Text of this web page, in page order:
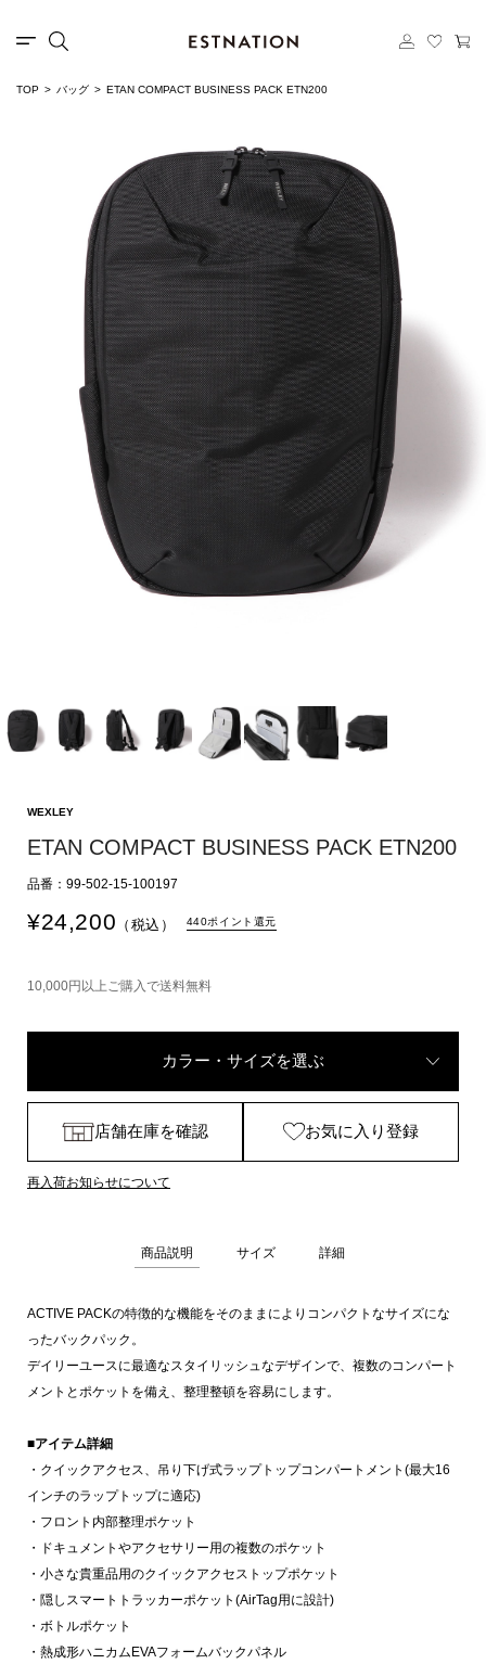
TOP バッグ ETAN COMPACT BUSINESS PACK ETN200
WEXLEY
ETAN COMPACT BUSINESS PACK ETN200
品番：99-502-15-100197
¥24,200 （税込） 440ポイント還元
10,000円以上ご購入で送料無料
カラー・サイズを選ぶ
店舗在庫を確認 お気に入り登録
再入荷お知らせについて
商品説明 サイズ 詳細
ACTIVE PACKの特徴的な機能をそのままによりコンパクトなサイズにな
ったバックパック。
デイリーユースに最適なスタイリッシュなデザインで、複数のコンパート
メントとポケットを備え、整理整頓を容易にします。
■アイテム詳細
・クイックアクセス、吊り下げ式ラップトップコンパートメント(最大16
インチのラップトップに適応)
・フロント内部整理ポケット
・ドキュメントやアクセサリー用の複数のポケット
・小さな貴重品用のクイックアクセストップポケット
・隠しスマートトラッカーポケット(AirTag用に設計)
・ボトルポケット
・熱成形ハニカムEVAフォームバックパネル